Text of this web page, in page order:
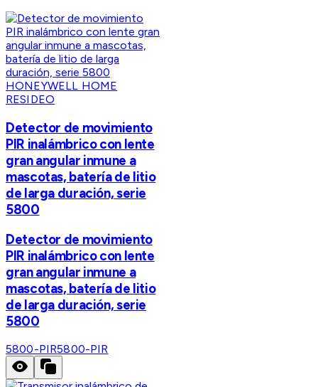
HONEYWELL HOME
RESIDEO
Detector de movimiento
PIR inalámbrico con lente
gran angular inmune a
mascotas, batería de litio
de larga duración, serie
5800
Detector de movimiento
PIR inalámbrico con lente
gran angular inmune a
mascotas, batería de litio
de larga duración, serie
5800
5800-PIR5800-PIR